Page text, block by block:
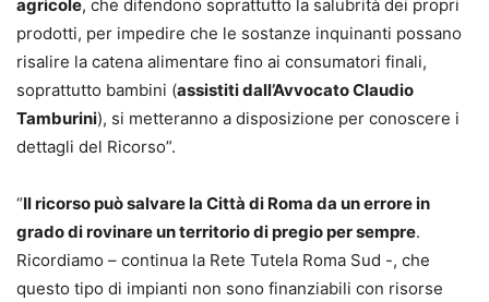
agricole, che difendono soprattutto la salubrità dei propri
prodotti, per impedire che le sostanze inquinanti possano
risalire la catena alimentare fino ai consumatori finali,
soprattutto bambini (assistiti dall’Avvocato Claudio
Tamburini), si metteranno a disposizione per conoscere i
dettagli del Ricorso”.
“Il ricorso può salvare la Città di Roma da un errore in
grado di rovinare un territorio di pregio per sempre.
Ricordiamo – continua la Rete Tutela Roma Sud -, che
questo tipo di impianti non sono finanziabili con risorse